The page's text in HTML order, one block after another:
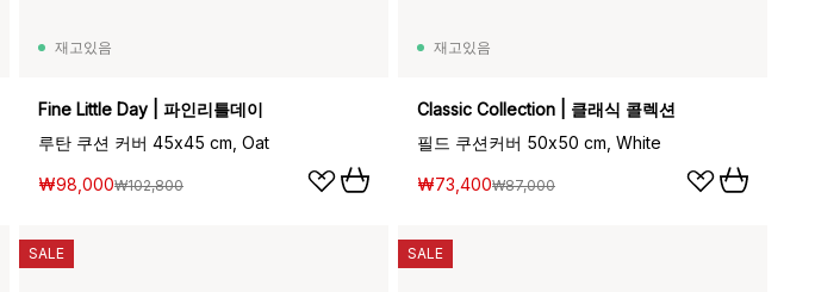
재고있음
Fine Little Day | 파인리틀데이
루탄 쿠션 커버 45x45 cm, Oat
₩98,000₩102,800
재고있음
Classic Collection | 클래식 콜렉션
필드 쿠션커버 50x50 cm, White
₩73,400₩87,000
SALE SALE